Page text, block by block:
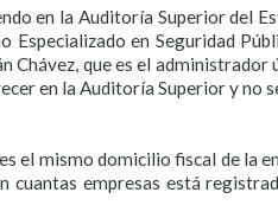
en la Auditoría Superior del
Especializado en Seguridad
Chávez, que es el
en la Auditoría Superior y
el mismo domicilio fiscal de la
cuantas empresas está